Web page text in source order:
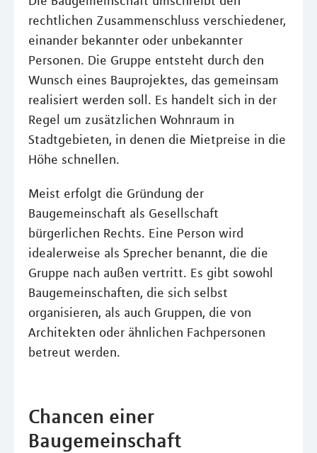
rechtlichen Zusammenschluss verschiedener,
einander bekannter oder unbekannter
Personen. Die Gruppe entsteht durch den
Wunsch eines Bauprojektes, das gemeinsam
realisiert werden soll. Es handelt sich in der
Regel um zusätzlichen Wohnraum in
Stadtgebieten, in denen die Mietpreise in die
Höhe schnellen.
Meist erfolgt die Gründung der
Baugemeinschaft als Gesellschaft
bürgerlichen Rechts. Eine Person wird
idealerweise als Sprecher benannt, die die
Gruppe nach außen vertritt. Es gibt sowohl
Baugemeinschaften, die sich selbst
organisieren, als auch Gruppen, die von
Architekten oder ähnlichen Fachpersonen
betreut werden.
Chancen einer
Baugemeinschaft